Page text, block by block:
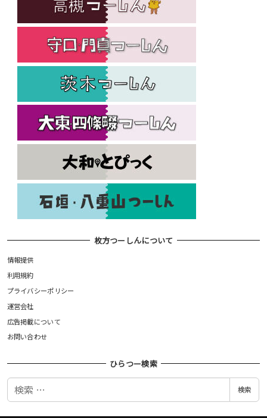
枚方つーしんについて
情報提供
利用規約
プライバシーポリシー
運営会社
広告掲載について
お問い合わせ
ひらつー検索
検
検索